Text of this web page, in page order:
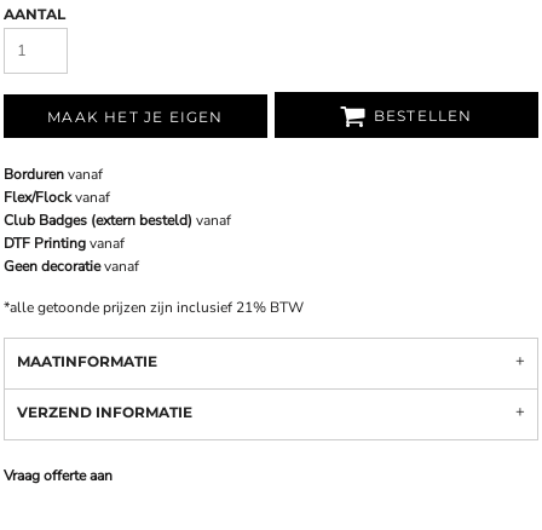
AANTAL
MAAK HET JE EIGEN BESTELLEN
Bordurenvanaf
Flex/Flockvanaf
Club Badges (extern besteld) vanaf
DTF Printingvanaf
Geen decoratievanaf
*alle getoonde prijzen zijn inclusief 21% BTW
MAATINFORMATIE
VERZEND INFORMATIE
Vraag offerte aan